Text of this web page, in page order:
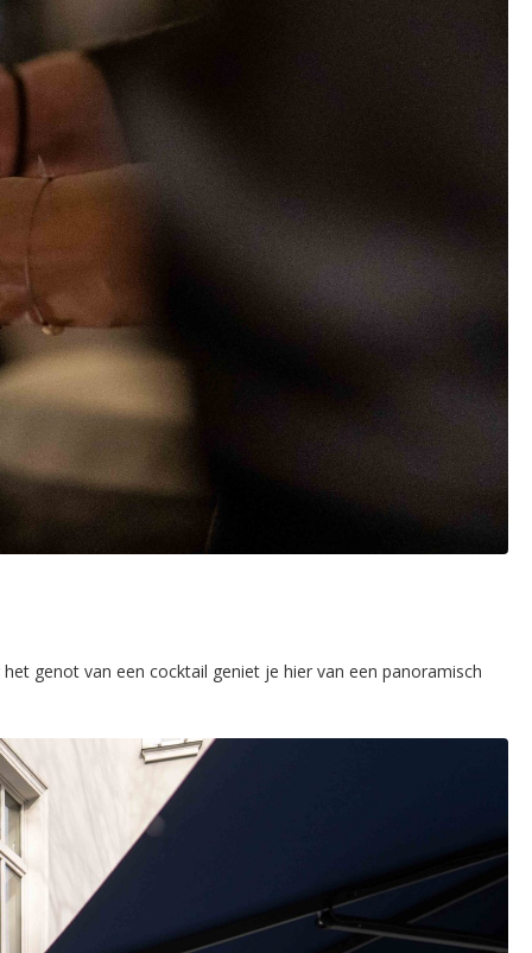
genot van een cocktail geniet je hier van een panoramisch